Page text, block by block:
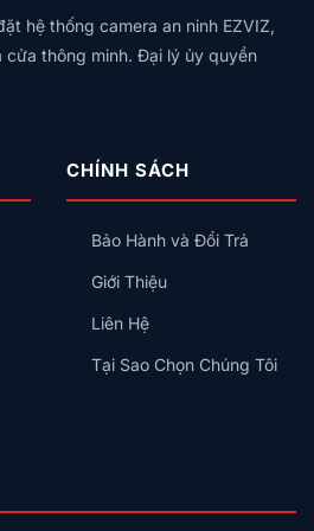
WiFi thông minh với phần mềm
đặt chỉ mất vài phút với người
Ezviz C6W
trong những sản phẩm mới
thuộc tập đoàn Hikvision,
mang lại cho bạn trải
Sau đây là một số thông tin
hệ thống camera an ninh EZVIZ,
cửa thông minh. Đại lý ủy quyền
CHÍNH SÁCH
Bảo Hành và Đổi Trả
Giới Thiệu
Liên Hệ
Tại Sao Chọn Chúng Tôi